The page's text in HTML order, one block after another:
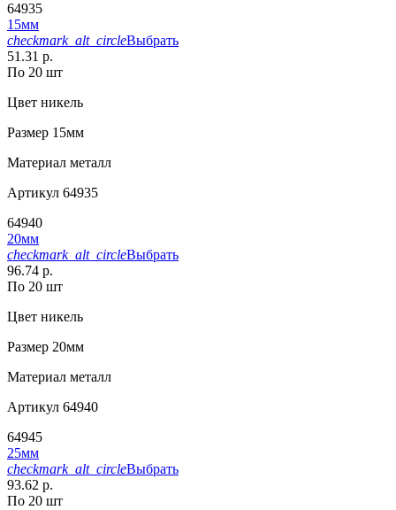
64935
15мм
checkmark_alt_circleВыбрать
51.31 р.
По 20 шт
Цвет никель
Размер 15мм
Материал металл
Артикул 64935
64940
20мм
checkmark_alt_circleВыбрать
96.74 р.
По 20 шт
Цвет никель
Размер 20мм
Материал металл
Артикул 64940
64945
25мм
checkmark_alt_circleВыбрать
93.62 р.
По 20 шт